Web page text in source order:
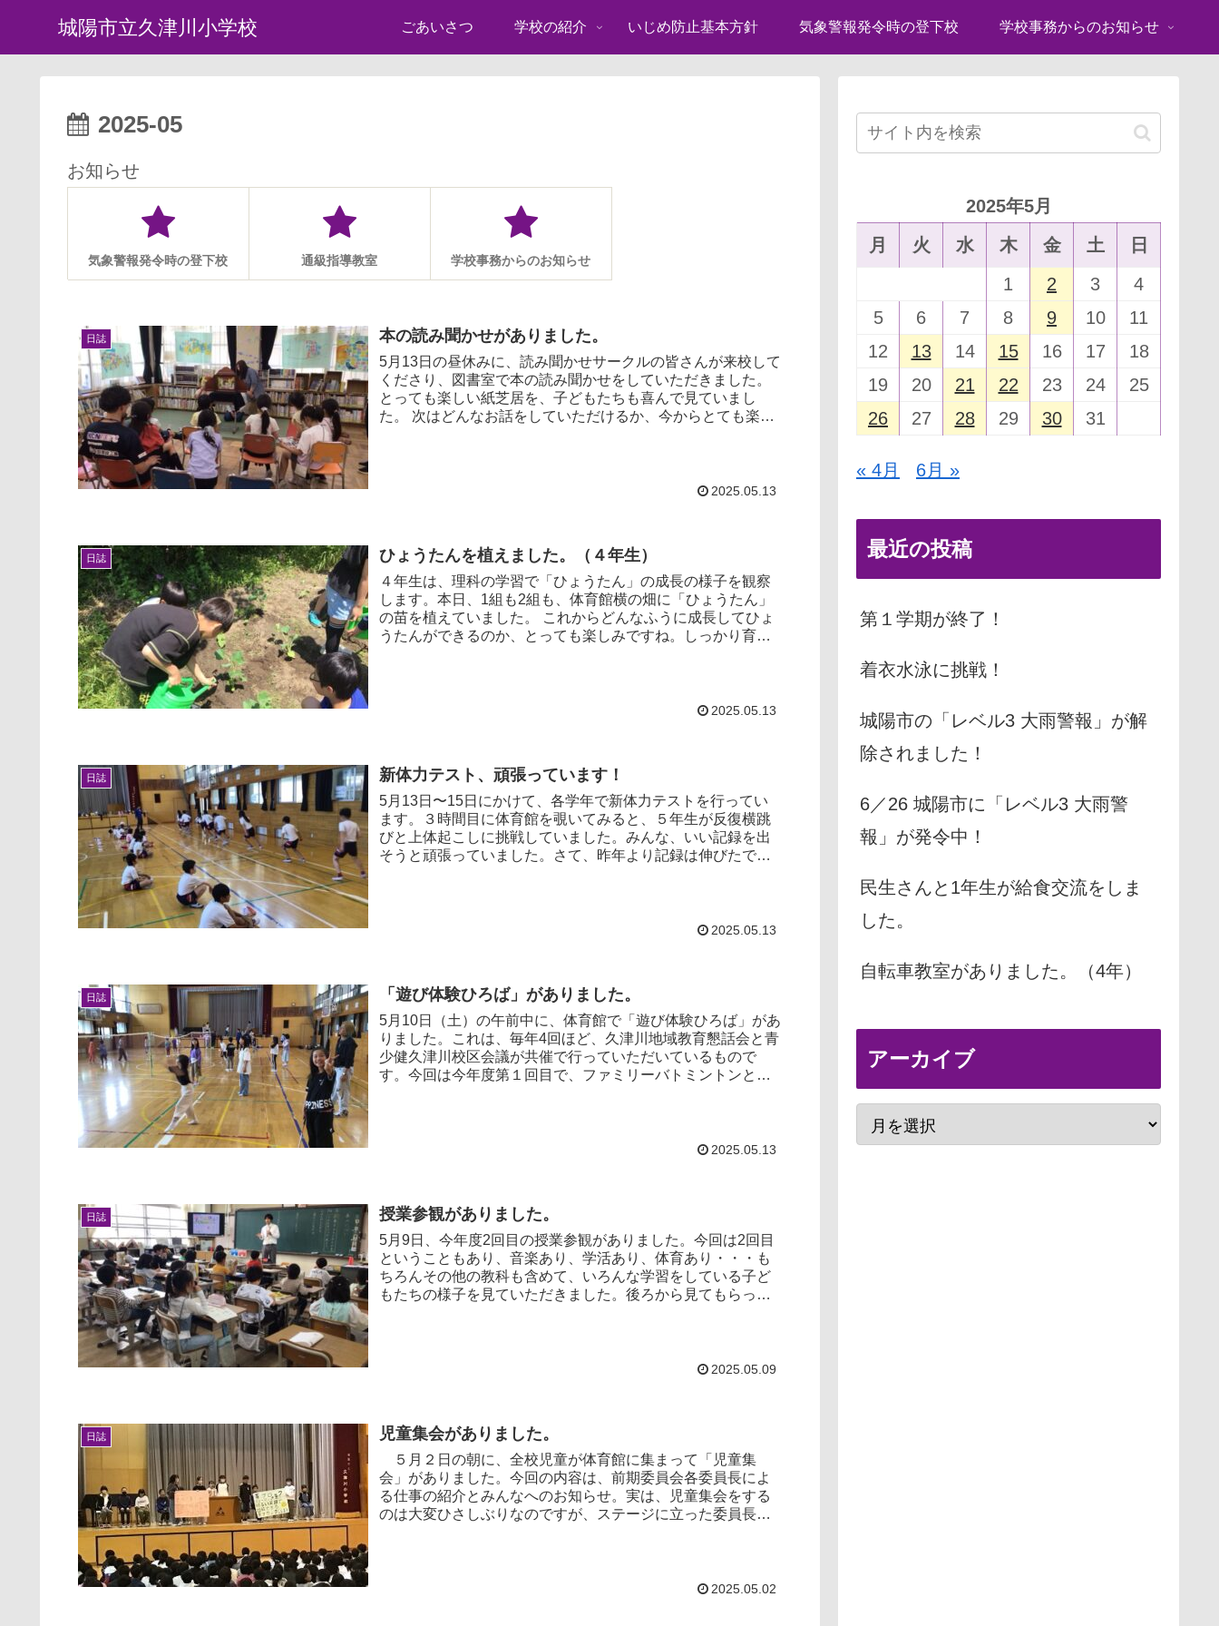
城陽市立久津川小学校 ごあいさつ 学校の紹介 いじめ防止基本方針 気象警報発令時の登下校 学校事務からのお知らせ
2025-05
お知らせ
気象警報発令時の登下校 通級指導教室 学校事務からのお知らせ
日誌 本の読み聞かせがありました。
5月13日の昼休みに、読み聞かせサークルの皆さんが来校して
くださり、図書室で本の読み聞かせをしていただきました。
とっても楽しい紙芝居を、子どもたちも喜んで見ていまし
た。 次はどんなお話をしていただけるか、今からとても楽し
2025.05.13
日誌 ひょうたんを植えました。（４年生）
４年生は、理科の学習で「ひょうたん」の成長の様子を観察
します。本日、1組も2組も、体育館横の畑に「ひょうたん」
の苗を植えていました。 これからどんなふうに成長してひょ
うたんができるのか、とっても楽しみですね。しっかり育て
2025.05.13
日誌 新体力テスト、頑張っています！
5月13日〜15日にかけて、各学年で新体力テストを行ってい
ます。３時間目に体育館を覗いてみると、５年生が反復横跳
びと上体起こしに挑戦していました。みんな、いい記録を出
そうと頑張っていました。さて、昨年より記録は伸びたでし
2025.05.13
日誌 「遊び体験ひろば」がありました。
5月10日（土）の午前中に、体育館で「遊び体験ひろば」があ
りました。これは、毎年4回ほど、久津川地域教育懇話会と青
少健久津川校区会議が共催で行っていただいているもので
す。今回は今年度第１回目で、ファミリーバトミントンとド
2025.05.13
日誌 授業参観がありました。
5月9日、今年度2回目の授業参観がありました。今回は2回目
ということもあり、音楽あり、学活あり、体育あり・・・も
ちろんその他の教科も含めて、いろんな学習をしている子ど
もたちの様子を見ていただきました。後ろから見てもらって
2025.05.09
日誌 児童集会がありました。
５月２日の朝に、全校児童が体育館に集まって「児童集
会」がありました。今回の内容は、前期委員会各委員長によ
る仕事の紹介とみんなへのお知らせ。実は、児童集会をする
のは大変ひさしぶりなのですが、ステージに立った委員長の
2025.05.02
2025年5月
月
火 水 木 金 土
日
1
2 3
4
5
6 7 8 9 10
11
12
13 14 15 16 17
18
19
20 21 22 23 24
25
26
27 28 29 30 31
« 4月 6月 »
最近の投稿
第１学期が終了！
着衣水泳に挑戦！
城陽市の「レベル3 大雨警報」が解
除されました！
6／26 城陽市に「レベル3 大雨警
報」が発令中！
民生さんと1年生が給食交流をしま
した。
自転車教室がありました。（4年）
アーカイブ